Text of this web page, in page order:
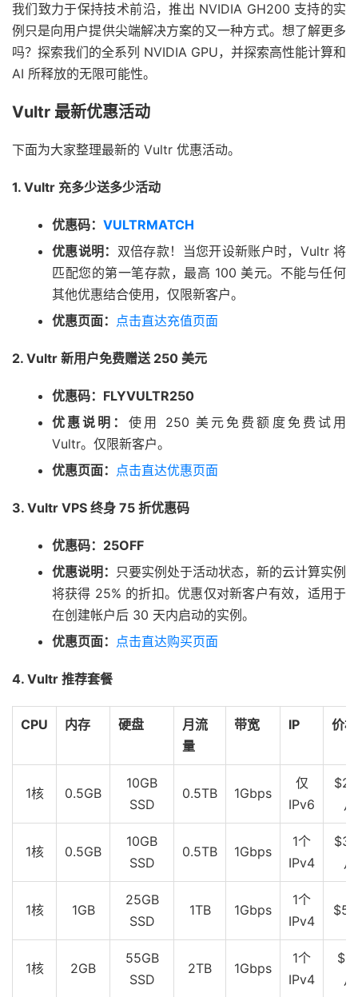
我们致力于保持技术前沿，推出 NVIDIA GH200 支持的实
例只是向用户提供尖端解决方案的又一种方式。想了解更多
吗？探索我们的全系列 NVIDIA GPU，并探索高性能计算和
AI 所释放的无限可能性。
Vultr 最新优惠活动
下面为大家整理最新的 Vultr 优惠活动。
1. Vultr 充多少送多少活动
优惠码： VULTRMATCH
优惠说明： 双倍存款！当您开设新账户时，Vultr 将
匹配您的第一笔存款，最高 100 美元。不能与任何
其他优惠结合使用，仅限新客户。
优惠页面： 点击直达充值页面
2. Vultr 新用户免费赠送 250 美元
优惠码：FLYVULTR250
优惠说明： 使用 250 美元免费额度免费试用
Vultr。仅限新客户。
优惠页面： 点击直达优惠页面
3. Vultr VPS 终身 75 折优惠码
优惠码：25OFF
优惠说明： 只要实例处于活动状态，新的云计算实例
将获得 25% 的折扣。优惠仅对新客户有效，适用于
在创建帐户后 30 天内启动的实例。
优惠页面： 点击直达购买页面
4. Vultr 推荐套餐
CPU 内存 硬盘
月流
量
带宽 IP 价格
1核 0.5GB
10GB
SSD
0.5TB 1Gbps
仅
IPv6
月
1核 0.5GB
10GB
SSD
0.5TB 1Gbps
1个
IPv4
月
1核 1GB
25GB
SSD
1TB 1Gbps
1个
IPv4
$5/
1核 2GB
55GB
SSD
2TB 1Gbps
1个
IPv4
月